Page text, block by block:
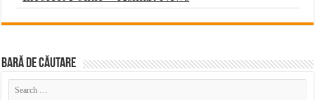
BARĂ DE CĂUTARE